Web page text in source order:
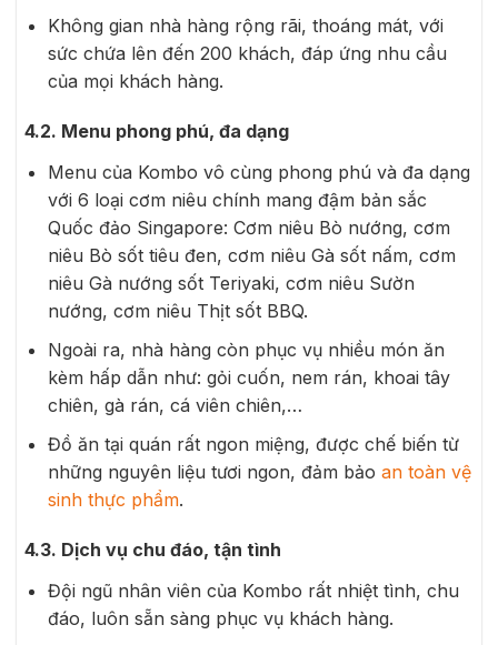
Không gian nhà hàng rộng rãi, thoáng mát, với
sức chứa lên đến 200 khách, đáp ứng nhu cầu
của mọi khách hàng.
4.2. Menu phong phú, đa dạng
Menu của Kombo vô cùng phong phú và đa dạng
với 6 loại cơm niêu chính mang đậm bản sắc
Quốc đảo Singapore: Cơm niêu Bò nướng, cơm
niêu Bò sốt tiêu đen, cơm niêu Gà sốt nấm, cơm
niêu Gà nướng sốt Teriyaki, cơm niêu Sườn
nướng, cơm niêu Thịt sốt BBQ.
Ngoài ra, nhà hàng còn phục vụ nhiều món ăn
kèm hấp dẫn như: gỏi cuốn, nem rán, khoai tây
chiên, gà rán, cá viên chiên,…
Đồ ăn tại quán rất ngon miệng, được chế biến từ
những nguyên liệu tươi ngon, đảm bảo an toàn vệ
sinh thực phẩm.
4.3. Dịch vụ chu đáo, tận tình
Đội ngũ nhân viên của Kombo rất nhiệt tình, chu
đáo, luôn sẵn sàng phục vụ khách hàng.